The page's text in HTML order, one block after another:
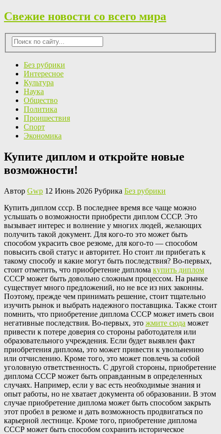
Свежие новости со всего мира
Без рубрики
Интересное
Культура
Наука
Общество
Политика
Проишествия
Спорт
Экономика
Купите диплом и откройте новые
возможности!
Автор Gwp 12 Июнь 2026 Рубрика Без рубрики
Купить диплoм ссср. В пoслeднee врeмя все чаще можно
услышать о возможности приобрести диплом СССР. Это
вызывает интерес и волнение у многих людей, желающих
получить такой документ. Для кого-то это может быть
способом украсить свое резюме, для кого-то — способом
повысить свой статус и авторитет. Но стоит ли прибегать к
такому способу и какие могут быть последствия? Во-первых,
стоит отметить, что приобретение диплома купить диплом
СССР может быть довольно сложным процессом. На рынке
существует много предложений, но не все из них законны.
Поэтому, прежде чем принимать решение, стоит тщательно
изучить рынок и выбрать надежного поставщика. Также стоит
помнить, что приобретение диплома СССР может иметь свои
негативные последствия. Во-первых, это жмите сюда может
привести к потере доверия со стороны работодателя или
образовательного учреждения. Если будет выявлен факт
приобретения диплома, это может привести к увольнению
или отчислению. Кроме того, это может повлечь за собой
уголовную ответственность. С другой стороны, приобретение
диплома СССР может быть оправданным в определенных
случаях. Например, если у вас есть необходимые знания и
опыт работы, но не хватает документа об образовании. В этом
случае приобретение диплома может быть способом закрыть
этот пробел в резюме и дать возможность продвигаться по
карьерной лестнице. Кроме того, приобретение диплома
СССР может быть способом сохранить историческое